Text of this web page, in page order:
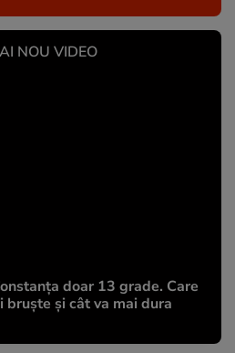
NOU VIDEO
doar 13 grade. Care
și cât va mai dura